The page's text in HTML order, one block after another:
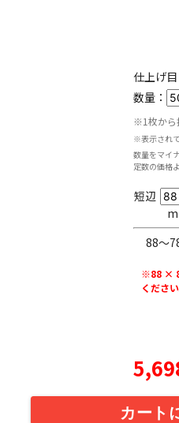
仕上げ目
数量：
※1枚から
※表示され
数量をマイ
定数の価格
短辺
88〜
※88 ×
ください
カート